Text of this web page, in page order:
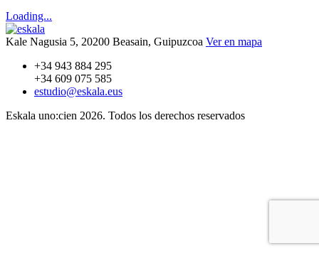
Loading...
Kale Nagusia 5, 20200 Beasain, Guipuzcoa Ver en mapa
+34 943 884 295
+34 609 075 585
estudio@eskala.eus
Eskala uno:cien 2026. Todos los derechos reservados